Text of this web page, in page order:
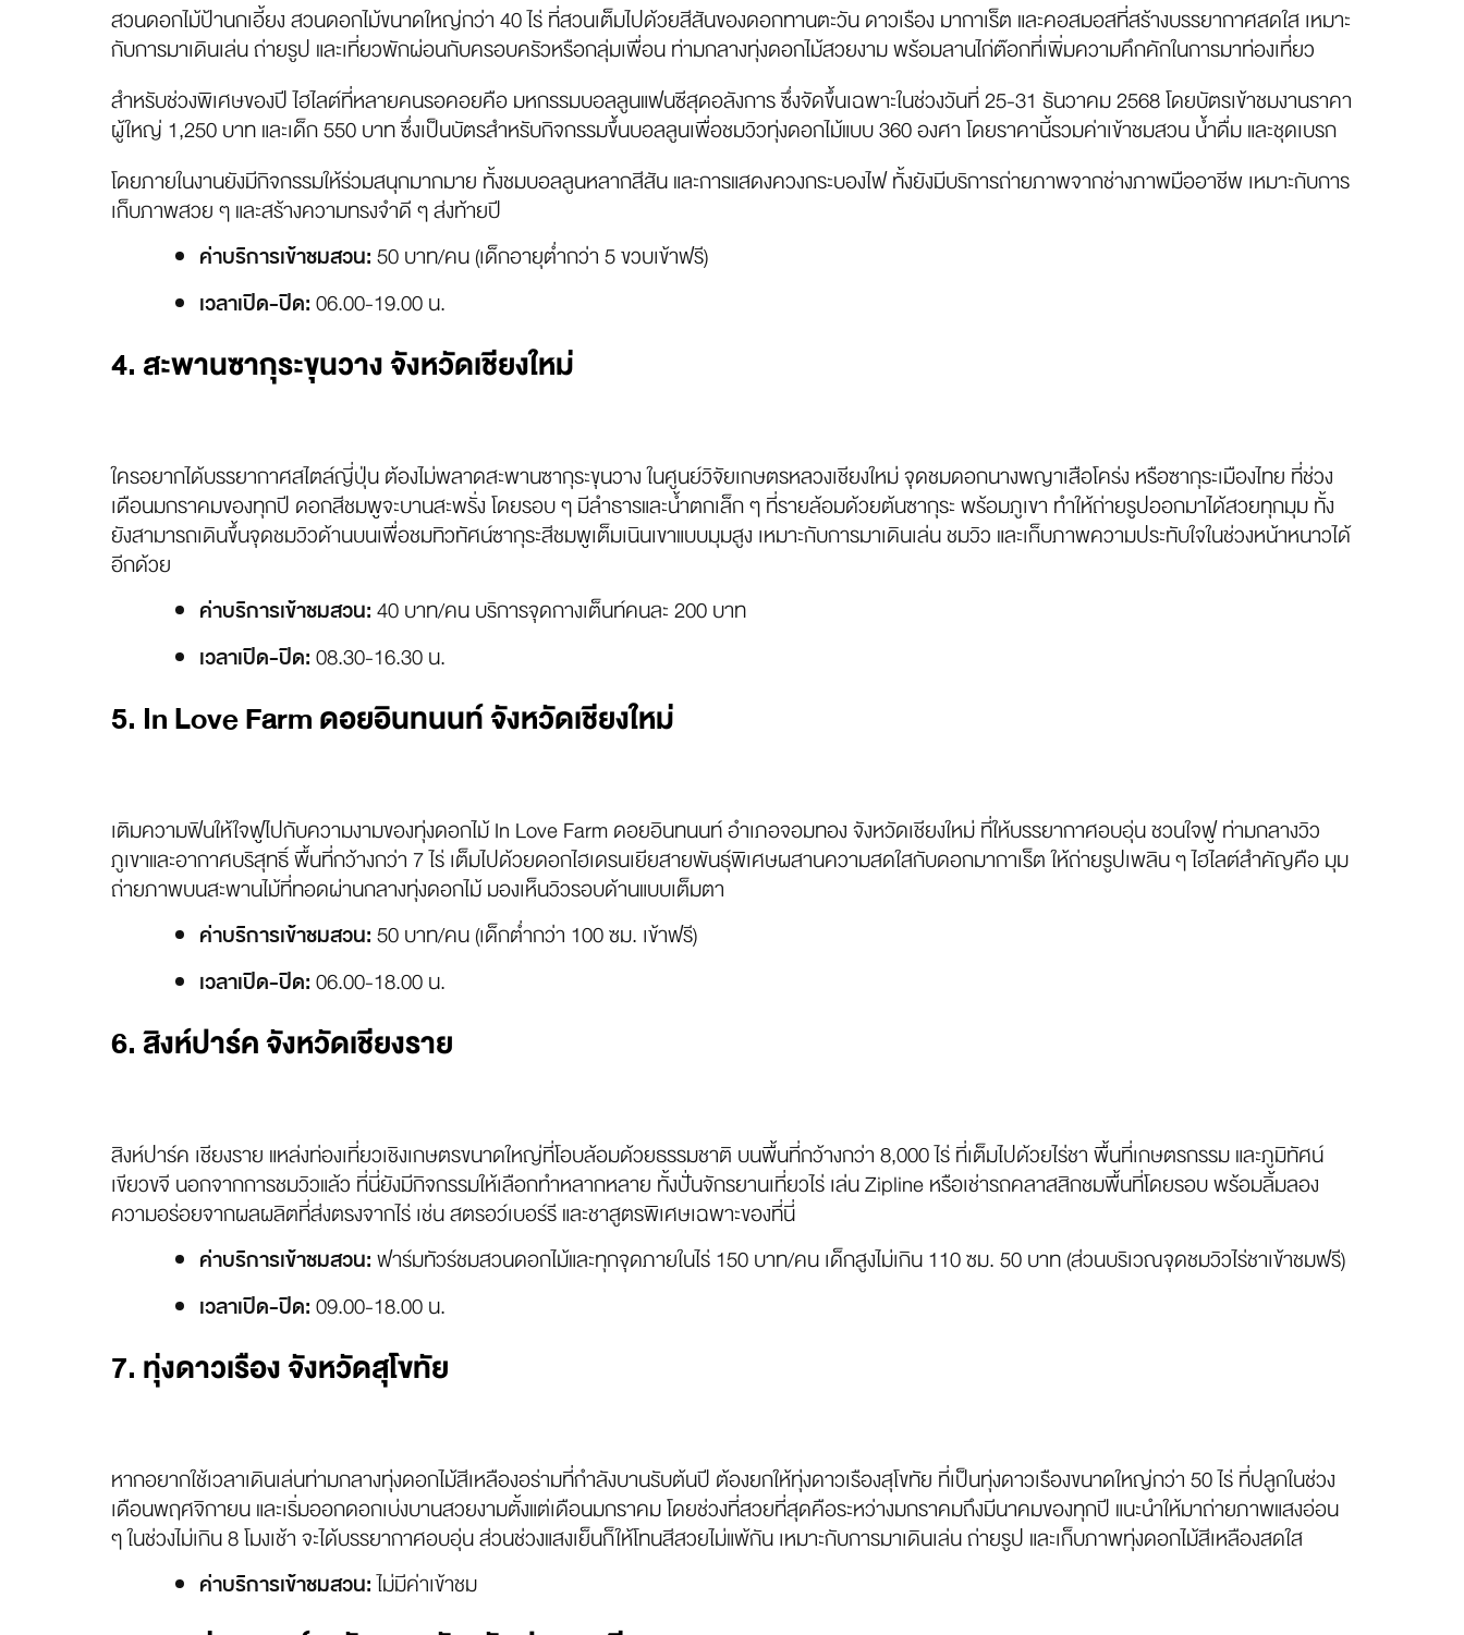
สวนดอกไม้ป้านกเอี้ยง สวนดอกไม้ขนาดใหญ่กว่า 40 ไร่ ที่สวนเต็มไปด้วยสีสันของดอกทานตะวัน ดาวเรือง มากาเร็ต และคอสมอสที่สร้างบรรยากาศสดใส เหมาะ
กับการมาเดินเล่น ถ่ายรูป และเที่ยวพักผ่อนกับครอบครัวหรือกลุ่มเพื่อน ท่ามกลางทุ่งดอกไม้สวยงาม พร้อมลานไก่ต๊อกที่เพิ่มความคึกคักในการมาท่องเที่ยว
สำหรับช่วงพิเศษของปี ไฮไลต์ที่หลายคนรอคอยคือ มหกรรมบอลลูนแฟนซีสุดอลังการ ซึ่งจัดขึ้นเฉพาะในช่วงวันที่ 25-31 ธันวาคม 2568 โดยบัตรเข้าชมงานราคา
ผู้ใหญ่ 1,250 บาท และเด็ก 550 บาท ซึ่งเป็นบัตรสำหรับกิจกรรมขึ้นบอลลูนเพื่อชมวิวทุ่งดอกไม้แบบ 360 องศา โดยราคานี้รวมค่าเข้าชมสวน น้ำดื่ม และชุดเบรก
โดยภายในงานยังมีกิจกรรมให้ร่วมสนุกมากมาย ทั้งชมบอลลูนหลากสีสัน และการแสดงควงกระบองไฟ ทั้งยังมีบริการถ่ายภาพจากช่างภาพมืออาชีพ เหมาะกับการ
เก็บภาพสวย ๆ และสร้างความทรงจำดี ๆ ส่งท้ายปี
ค่าบริการเข้าชมสวน:50 บาท/คน (เด็กอายุต่ำกว่า 5 ขวบเข้าฟรี)
เวลาเปิด-ปิด:06.00-19.00 น.
4. สะพานซากุระขุนวาง จังหวัดเชียงใหม่
ใครอยากได้บรรยากาศสไตล์ญี่ปุ่น ต้องไม่พลาดสะพานซากุระขุนวาง ในศูนย์วิจัยเกษตรหลวงเชียงใหม่ จุดชมดอกนางพญาเสือโคร่ง หรือซากุระเมืองไทย ที่ช่วง
เดือนมกราคมของทุกปี ดอกสีชมพูจะบานสะพรั่ง โดยรอบ ๆ มีลำธารและน้ำตกเล็ก ๆ ที่รายล้อมด้วยต้นซากุระ พร้อมภูเขา ทำให้ถ่ายรูปออกมาได้สวยทุกมุม ทั้ง
ยังสามารถเดินขึ้นจุดชมวิวด้านบนเพื่อชมทิวทัศน์ซากุระสีชมพูเต็มเนินเขาแบบมุมสูง เหมาะกับการมาเดินเล่น ชมวิว และเก็บภาพความประทับใจในช่วงหน้าหนาวได้
อีกด้วย
ค่าบริการเข้าชมสวน:40 บาท/คน บริการจุดกางเต็นท์คนละ 200 บาท
เวลาเปิด-ปิด:08.30-16.30 น.
5. In Love Farm ดอยอินทนนท์ จังหวัดเชียงใหม่
เติมความฟินให้ใจฟูไปกับความงามของทุ่งดอกไม้ In Love Farm ดอยอินทนนท์ อำเภอจอมทอง จังหวัดเชียงใหม่ ที่ให้บรรยากาศอบอุ่น ชวนใจฟู ท่ามกลางวิว
ภูเขาและอากาศบริสุทธิ์ พื้นที่กว้างกว่า 7 ไร่ เต็มไปด้วยดอกไฮเดรนเยียสายพันธุ์พิเศษผสานความสดใสกับดอกมากาเร็ต ให้ถ่ายรูปเพลิน ๆ ไฮไลต์สำคัญคือ มุม
ถ่ายภาพบนสะพานไม้ที่ทอดผ่านกลางทุ่งดอกไม้ มองเห็นวิวรอบด้านแบบเต็มตา
ค่าบริการเข้าชมสวน:50 บาท/คน (เด็กต่ำกว่า 100 ซม. เข้าฟรี)
เวลาเปิด-ปิด:06.00-18.00 น.
6. สิงห์ปาร์ค จังหวัดเชียงราย
สิงห์ปาร์ค เชียงราย แหล่งท่องเที่ยวเชิงเกษตรขนาดใหญ่ที่โอบล้อมด้วยธรรมชาติ บนพื้นที่กว้างกว่า 8,000 ไร่ ที่เต็มไปด้วยไร่ชา พื้นที่เกษตรกรรม และภูมิทัศน์
เขียวขจี นอกจากการชมวิวแล้ว ที่นี่ยังมีกิจกรรมให้เลือกทำหลากหลาย ทั้งปั่นจักรยานเที่ยวไร่ เล่น Zipline หรือเช่ารถคลาสสิกชมพื้นที่โดยรอบ พร้อมลิ้มลอง
ความอร่อยจากผลผลิตที่ส่งตรงจากไร่ เช่น สตรอว์เบอร์รี และชาสูตรพิเศษเฉพาะของที่นี่
ค่าบริการเข้าชมสวน:ฟาร์มทัวร์ชมสวนดอกไม้และทุกจุดภายในไร่ 150 บาท/คน เด็กสูงไม่เกิน 110 ซม. 50 บาท (ส่วนบริเวณจุดชมวิวไร่ชาเข้าชมฟรี)
เวลาเปิด-ปิด:09.00-18.00 น.
7. ทุ่งดาวเรือง จังหวัดสุโขทัย
หากอยากใช้เวลาเดินเล่นท่ามกลางทุ่งดอกไม้สีเหลืองอร่ามที่กำลังบานรับต้นปี ต้องยกให้ทุ่งดาวเรืองสุโขทัย ที่เป็นทุ่งดาวเรืองขนาดใหญ่กว่า 50 ไร่ ที่ปลูกในช่วง
เดือนพฤศจิกายน และเริ่มออกดอกเบ่งบานสวยงามตั้งแต่เดือนมกราคม โดยช่วงที่สวยที่สุดคือระหว่างมกราคมถึงมีนาคมของทุกปี แนะนำให้มาถ่ายภาพแสงอ่อน
ๆ ในช่วงไม่เกิน 8 โมงเช้า จะได้บรรยากาศอบอุ่น ส่วนช่วงแสงเย็นก็ให้โทนสีสวยไม่แพ้กัน เหมาะกับการมาเดินเล่น ถ่ายรูป และเก็บภาพทุ่งดอกไม้สีเหลืองสดใส
ค่าบริการเข้าชมสวน:ไม่มีค่าเข้าชม